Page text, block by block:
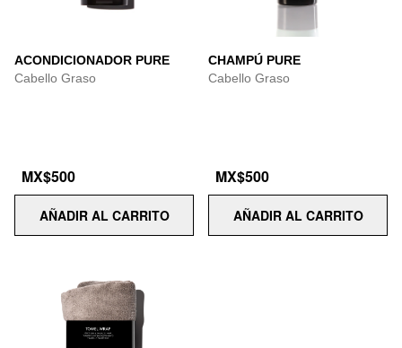
ACONDICIONADOR PURE
Cabello Graso
MX$500
AÑADIR AL CARRITO
CHAMPÚ PURE
Cabello Graso
MX$500
AÑADIR AL CARRITO